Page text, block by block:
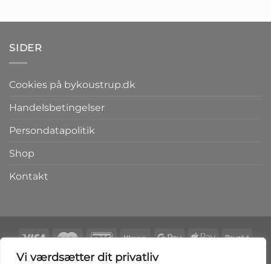
Vi værdsætter dit privatliv
SIDER
Cookies på bykoustrup.dk
Handelsbetingelser
Persondatapolitik
Shop
Kontakt
Copyright 2026 ©bykoustrup.dk